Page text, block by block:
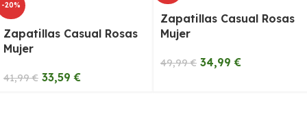
-20%
Zapatillas Casual Rosas
Mujer
41,99€ 33,59€
Zapatillas Casual Rosas
Mujer
49,99€ 34,99€